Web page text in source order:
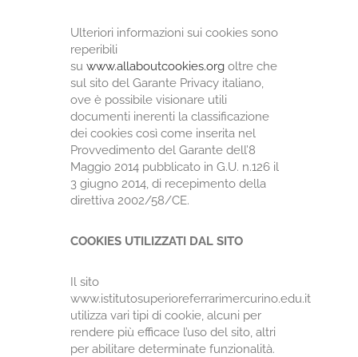
Ulteriori informazioni sui cookies sono
reperibili
suwww.allaboutcookies.org oltre che
sul sito del Garante Privacy italiano,
ove è possibile visionare utili
documenti inerenti la classificazione
dei cookies così come inserita nel
Provvedimento del Garante dell’8
Maggio 2014 pubblicato in G.U. n.126 il
3 giugno 2014, di recepimento della
direttiva 2002/58/CE.
COOKIES UTILIZZATI DAL SITO
Il sito
www.istitutosuperioreferrarimercurino.edu.it
utilizza vari tipi di cookie, alcuni per
rendere più efficace l’uso del sito, altri
per abilitare determinate funzionalità.